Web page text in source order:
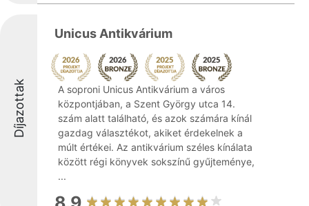
Díjazottak
Unicus Antikvárium
A soproni Unicus Antikvárium a város
központjában, a Szent György utca 14.
szám alatt található, és azok számára kínál
gazdag választékot, akiket érdekelnek a
múlt értékei. Az antikvárium széles kínálata
között régi könyvek sokszínű gyűjteménye,
...